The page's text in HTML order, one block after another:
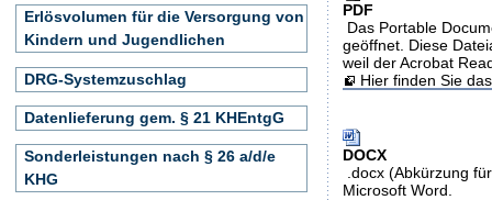
PDF
Das Portable
geöffnet. Diese
weil der Acrobat
Hier finden Sie
DOCX
.docx (Abkürzung
Microsoft Word.
Erlösvolumen für die Versorgung von
Kindern und Jugendlichen
DRG-Systemzuschlag
Datenlieferung gem. § 21 KHEntgG
Sonderleistungen nach § 26 a/d/e
KHG